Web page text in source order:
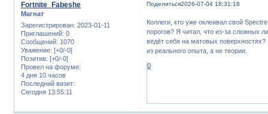
Поделиться2026-07-04 18:31:18
Fortnite_Fabeshe
Магнат
Зарегистрирован: 2023-01-11
Приглашений: 0
Сообщений: 1070
Уважение: [+0/-0]
Позитив: [+0/-0]
Провел на форуме:
4 дня 10 часов
Последний визит:
Сегодня 13:55:11
Коллеги, кто уже оклеивал свой
порогов? Я читал, что из-за сложных
ведёт себя на матовых
из реального опыта, а не теории.
0